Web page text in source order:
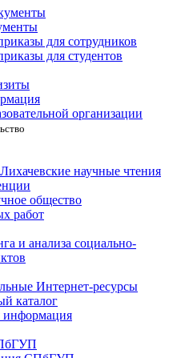
для сотрудников
для студентов
организации
научные чтения
общество
работ
и анализа социально-
Интернет-ресурсы
каталог
информация